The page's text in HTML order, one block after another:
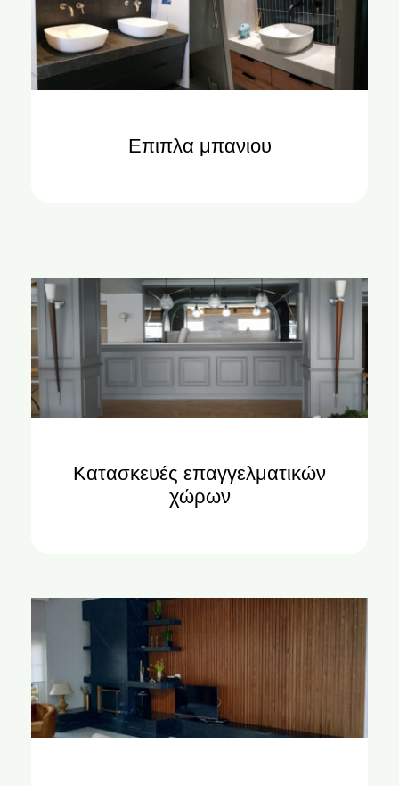
Επιπλα μπανιου
Κατασκευές επαγγελματικών
χώρων